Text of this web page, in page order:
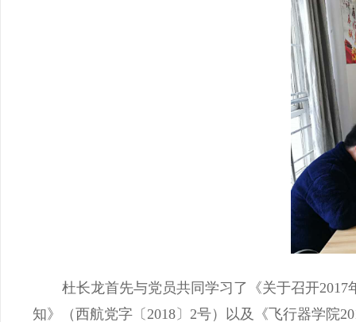
杜长龙首先与党员共同学习了《关于召开2017
知》（西航党字〔 2018 〕 2号）以及《飞行器学院